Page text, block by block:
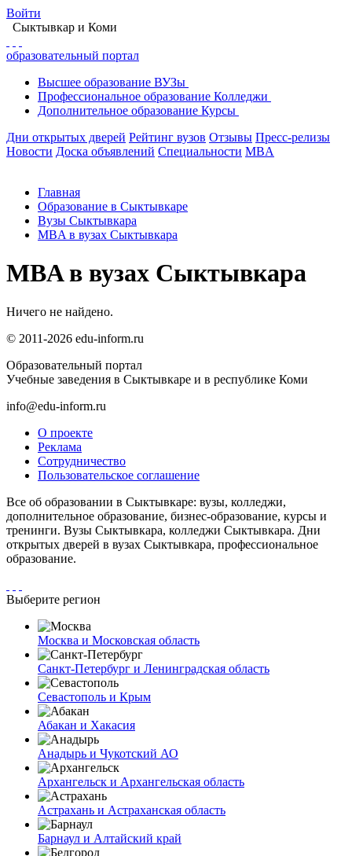
Войти
Сыктывкар и Коми
образовательный портал
Высшее образование ВУЗы
Профессиональное образование Колледжи
Дополнительное образование Курсы
Дни открытых дверей Рейтинг вузов Отзывы Пресс-релизы
Новости Доска объявлений Специальности MBA
Главная
Образование в Сыктывкаре
Вузы Сыктывкара
MBA в вузах Сыктывкара
MBA в вузах Сыктывкара
Ничего не найдено.
© 2011-2026 edu-inform.ru
Образовательный портал
Учебные заведения в Сыктывкаре и в республике Коми
info@edu-inform.ru
О проекте
Реклама
Сотрудничество
Пользовательское соглашение
Все об образовании в Сыктывкаре: вузы, колледжи,
дополнительное образование, бизнес-образование, курсы и
тренинги. Вузы Сыктывкара, колледжи Сыктывкара. Дни
открытых дверей в вузах Сыктывкара, профессиональное
образование.
Выберите регион
Москва и Московская область
Санкт-Петербург и Ленинградская область
Севастополь и Крым
Абакан и Хакасия
Анадырь и Чукотский АО
Архангельск и Архангельская область
Астрахань и Астраханская область
Барнаул и Алтайский край